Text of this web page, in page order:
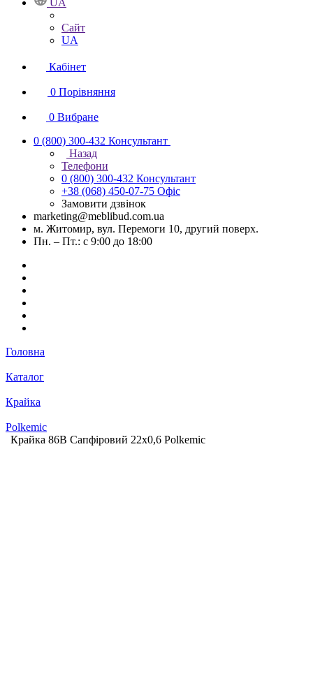
UA
Сайт
UA
Кабінет
0 Порівняння
0 Вибране
0 (800) 300-432 Консультант
Назад
Телефони
0 (800) 300-432 Консультант
+38 (068) 450-07-75 Офіс
Замовити дзвінок
marketing@meblibud.com.ua
м. Житомир, вул. Перемоги 10, другий поверх.
Пн. – Пт.: с 9:00 до 18:00
Головна
Каталог
Крайка
Polkemic
Крайка 86B Сапфіровий 22х0,6 Polkemic